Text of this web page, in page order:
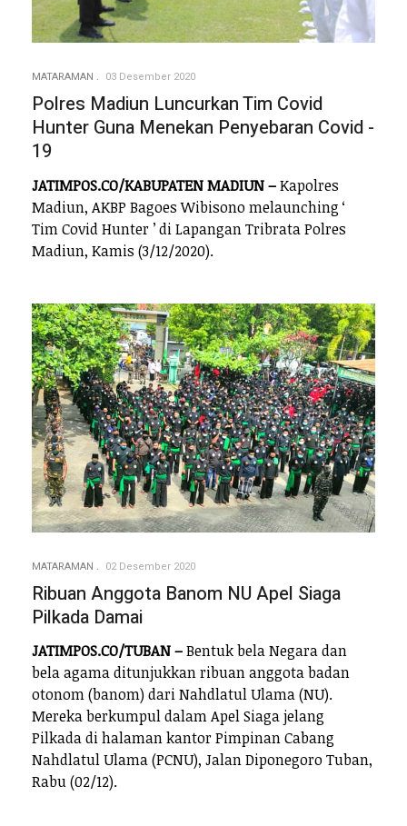
MATARAMAN 03 Desember 2020
Polres Madiun Luncurkan Tim Covid
Hunter Guna Menekan Penyebaran Covid -
19
JATIMPOS.CO/KABUPATEN MADIUN –Kapolres
Madiun, AKBP Bagoes Wibisono melaunching ‘
Tim Covid Hunter ’ di Lapangan Tribrata Polres
Madiun, Kamis (3/12/2020).
MATARAMAN 02 Desember 2020
Ribuan Anggota Banom NU Apel Siaga
Pilkada Damai
JATIMPOS.CO/TUBAN –Bentuk bela Negara dan
bela agama ditunjukkan ribuan anggota badan
otonom (banom) dari Nahdlatul Ulama (NU).
Mereka berkumpul dalam Apel Siaga jelang
Pilkada di halaman kantor Pimpinan Cabang
Nahdlatul Ulama (PCNU), Jalan Diponegoro Tuban,
Rabu (02/12).